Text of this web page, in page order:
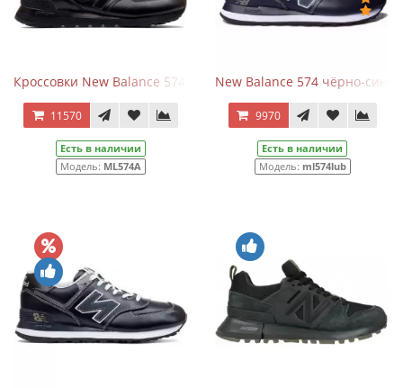
Кроссовки New Balance 574 All Black кожаные
11570
Есть в наличии
Модель: ML574A
New Balance 574 чёрно-синие
9970
Есть в наличии
Модель: ml574lub